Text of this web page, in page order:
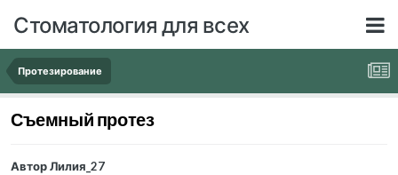
Стоматология для всех
Протезирование
Съемный протез
Автор Лилия_27